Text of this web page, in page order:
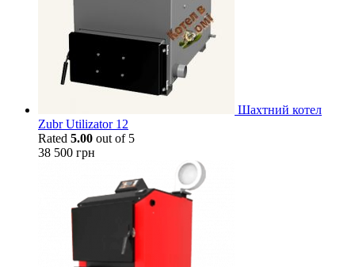
Шахтний котел
Zubr Utilizator 12
Rated 5.00 out of 5
38 500 грн